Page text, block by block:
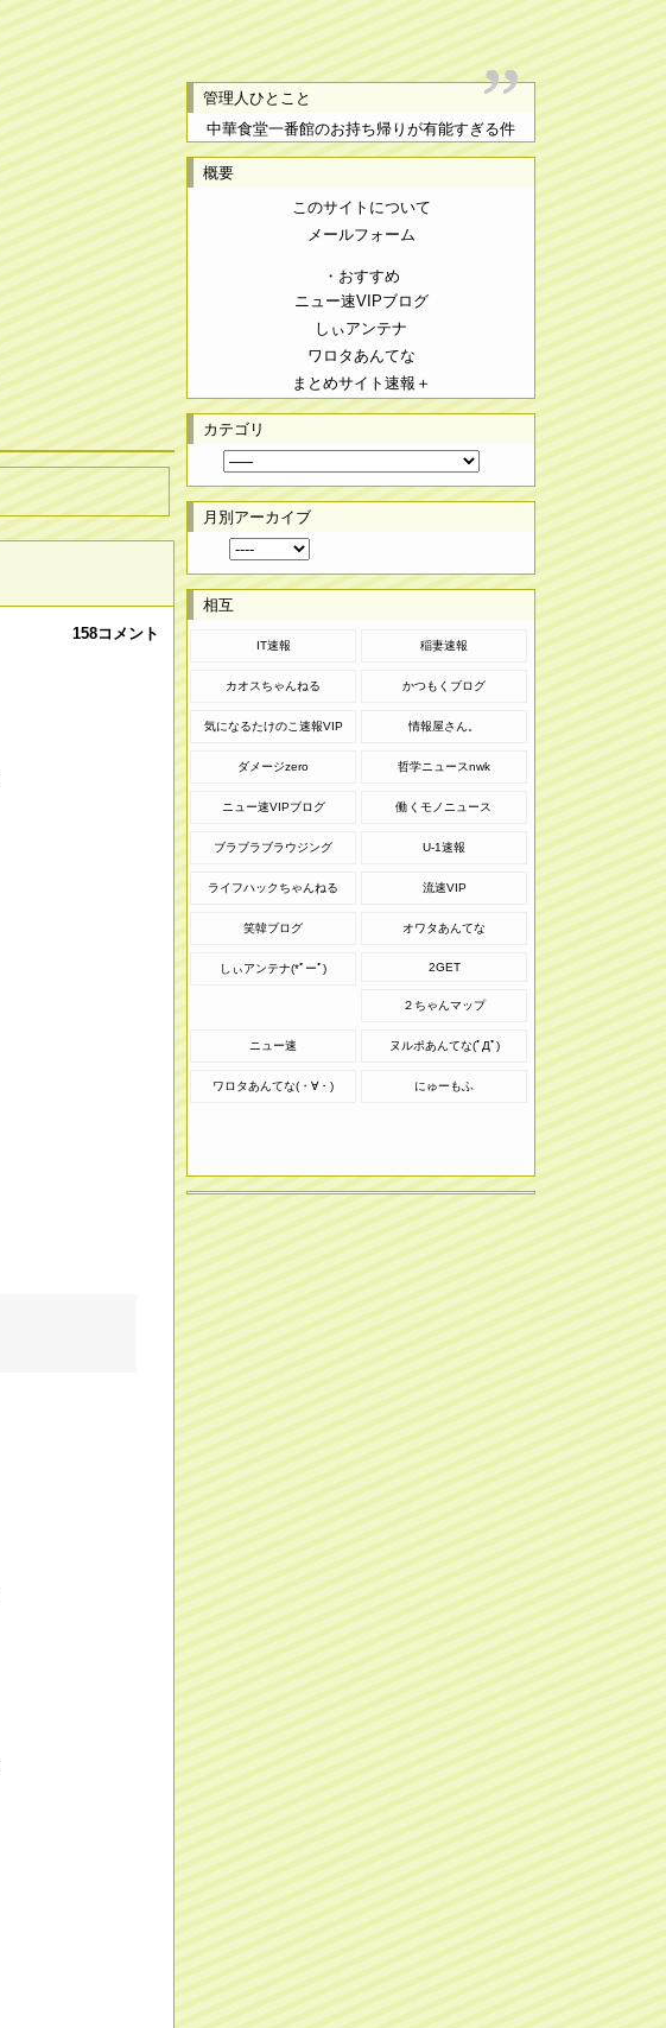
158コメント
管理人ひとこと
中華食堂一番館のお持ち帰りが有能すぎる件
概要
このサイトについて
メールフォーム
・おすすめ
ニュー速VIPブログ
しぃアンテナ
ワロタあんてな
まとめサイト速報＋
カテゴリ
月別アーカイブ
相互
IT速報 稲妻速報
カオスちゃんねる かつもくブログ
気になるたけのこ速報VIP 情報屋さん。
ダメージzero 哲学ニュースnwk
ニュー速VIPブログ 働くモノニュース
ブラブラブラウジング U-1速報
ライフハックちゃんねる 流速VIP
笑韓ブログ オワタあんてな
しぃアンテナ(*ﾟーﾟ) 2GET
２ちゃんマップ
ニュー速 ヌルポあんてな(ﾟДﾟ)
ワロタあんてな(・∀・) にゅーもふ